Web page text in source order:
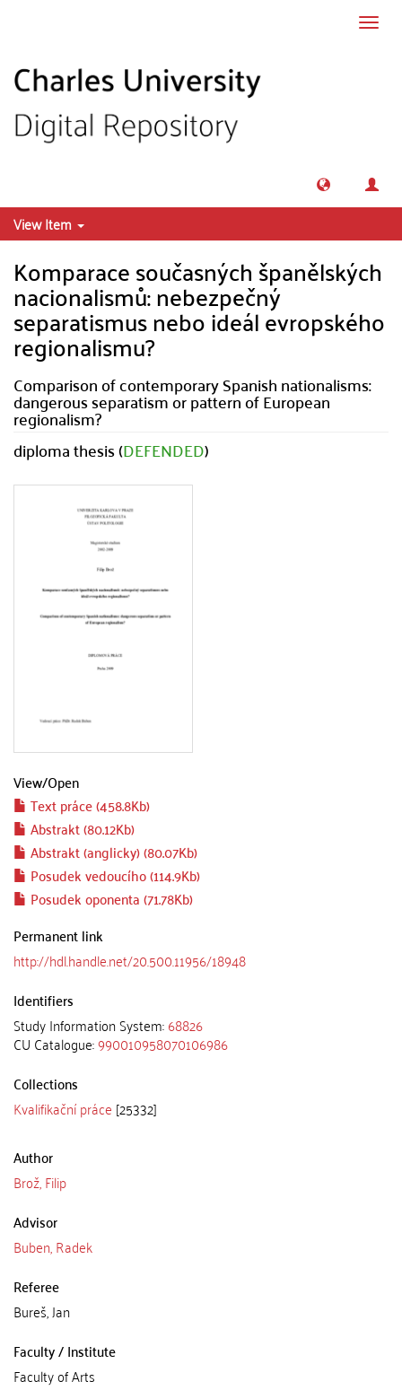
View Item
Komparace současných španělských
nacionalismů: nebezpečný
separatismus nebo ideál evropského
regionalismu?
Comparison of contemporary Spanish nationalisms:
dangerous separatism or pattern of European
regionalism?
diploma thesis (DEFENDED)
View/Open
Text práce (458.8Kb)
Abstrakt (80.12Kb)
Abstrakt (anglicky) (80.07Kb)
Posudek vedoucího (114.9Kb)
Posudek oponenta (71.78Kb)
Permanent link
http://hdl.handle.net/20.500.11956/18948
Identifiers
Study Information System:68826
CU Catalogue:990010958070106986
Collections
Kvalifikační práce [25332]
Author
Brož, Filip
Advisor
Buben, Radek
Referee
Bureš, Jan
Faculty / Institute
Faculty of Arts